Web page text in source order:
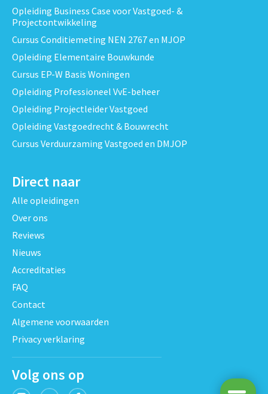
Opleiding Business Case voor Vastgoed- &
Projectontwikkeling
Cursus Conditiemeting NEN 2767 en MJOP
Opleiding Elementaire Bouwkunde
Cursus EP-W Basis Woningen
Opleiding Professioneel VvE-beheer
Opleiding Projectleider Vastgoed
Opleiding Vastgoedrecht & Bouwrecht
Cursus Verduurzaming Vastgoed en DMJOP
Direct naar
Alle opleidingen
Over ons
Reviews
Nieuws
Accreditaties
FAQ
Contact
Algemene voorwaarden
Privacy verklaring
Volg ons op